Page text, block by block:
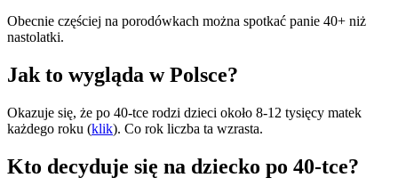
Obecnie częściej na porodówkach można spotkać panie 40+ niż
nastolatki.
Jak to wygląda w Polsce?
Okazuje się, że po 40-tce rodzi dzieci około 8-12 tysięcy matek
każdego roku (klik). Co rok liczba ta wzrasta.
Kto decyduje się na dziecko po 40-tce?